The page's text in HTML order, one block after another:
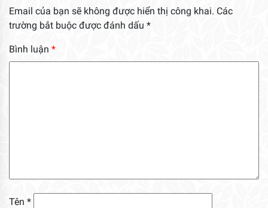
Email của bạn sẽ không được hiển thị công khai. Các
trường bắt buộc được đánh dấu *
Bình luận *
Tên *